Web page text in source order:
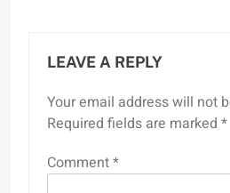
LEAVE A REPLY
Your email address will not
Required fields are marked *
Comment*